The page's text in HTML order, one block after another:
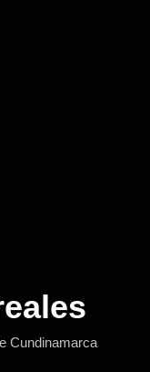
Cundinamarca